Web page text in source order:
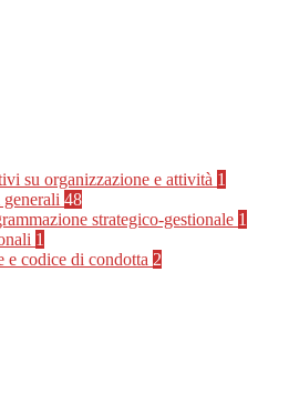
su organizzazione e attività 1
48
strategico-gestionale 1
1
e codice di condotta 2